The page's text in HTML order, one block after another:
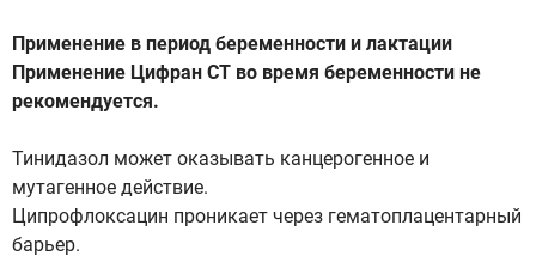
Применение в период беременности и лактации
Применение Цифран СТ во время беременности не
рекомендуется.
Тинидазол может оказывать канцерогенное и
мутагенное действие.
Ципрофлоксацин проникает через гематоплацентарный
барьер.